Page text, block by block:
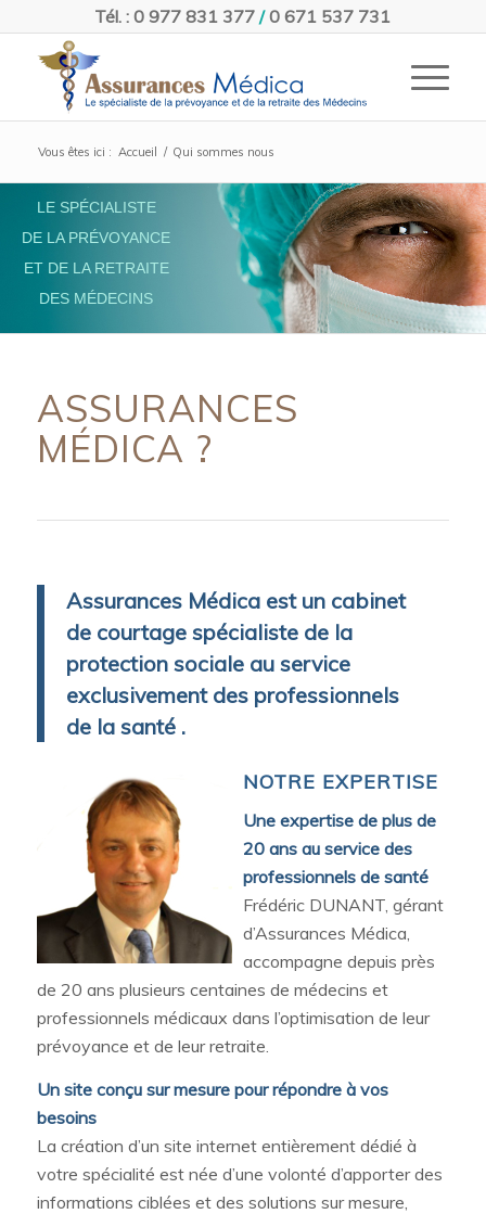
Tél. : 0 977 831 377 /0 671 537 731
Vous êtes ici : Accueil / Qui sommes nous
LE SPÉCIALISTE
DE LA PRÉVOYANCE
ET DE LA RETRAITE
DES MÉDECINS
ASSURANCES
MÉDICA ?
Assurances Médica est un cabinet
de courtage spécialiste de la
protection sociale au service
exclusivement des professionnels
de la santé .
NOTRE EXPERTISE
Une expertise de plus de
20 ans au service des
professionnels de santé
Frédéric DUNANT, gérant
d’Assurances Médica,
accompagne depuis près
de 20 ans plusieurs centaines de médecins et
professionnels médicaux dans l’optimisation de leur
prévoyance et de leur retraite.
Un site conçu sur mesure pour répondre à vos
besoins
La création d’un site internet entièrement dédié à
votre spécialité est née d’une volonté d’apporter des
informations ciblées et des solutions sur mesure,